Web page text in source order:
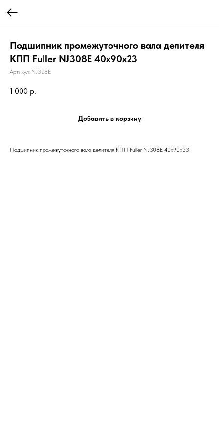
Подшипник промежуточного вала делителя
КПП Fuller NJ308E 40х90х23
Артикул: NJ308E
1 000 р.
Добавить в корзину
Подшипник промежуточного вала делителя КПП Fuller NJ308E 40х90х23